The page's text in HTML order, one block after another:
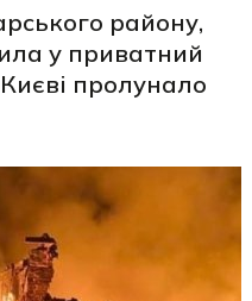
району,
у приватний
пролунало